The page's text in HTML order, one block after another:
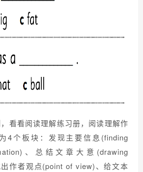
看看阅读理解练习册，阅读理解作
4个板块：发现主要信息(finding
、总结文章大意(drawing
作者观点(point of view)、给文本